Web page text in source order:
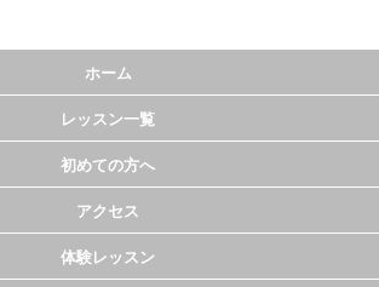
ホーム
レッスン一覧
初めての方へ
アクセス
体験レッスン